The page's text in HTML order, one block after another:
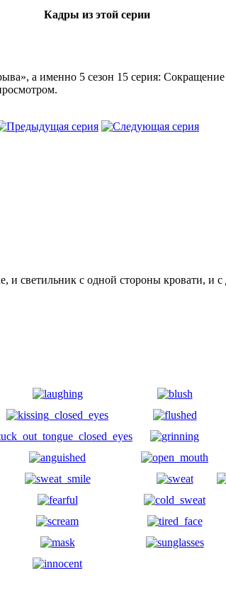
Кадры из этой серии
а именно 5 сезон 15 серия:
светильник с одной стороны кровати, и